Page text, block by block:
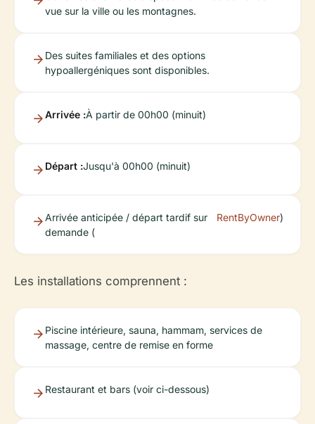
vue sur la ville ou les montagnes.
Des suites familiales et des options
hypoallergéniques sont disponibles.
Arrivée :À partir de 00h00 (minuit)
Départ :Jusqu'à 00h00 (minuit)
Arrivée anticipée / départ tardif sur
demande (
RentByOwner)
Les installations comprennent :
Piscine intérieure, sauna, hammam, services de
massage, centre de remise en forme
Restaurant et bars (voir ci-dessous)